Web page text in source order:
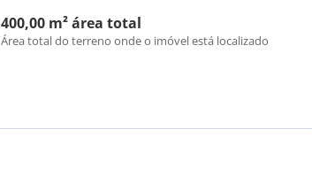
400,00 m² área total
Área total do terreno onde o imóvel está localizado